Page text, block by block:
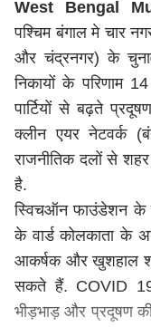
West Bengal
पश्चिम बंगाल मे चार
और चंद्रनगर) के
निकायों के परिणाम
पार्टियों से बढ़ते
क्लीन एयर नेटवर्क
राजनीतिक दलों से
है.
स्विचऑन फाउंडेशन के
के वार्ड कोलकाता के
आकर्षक और खुशहाल
सकते हैं. COVID
भीड़भाड़ और प्रदूषण